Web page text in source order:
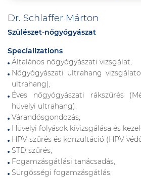
Dr. Schlaffer Márton
Szülészet-nőgyógyászat
Specializations
Általános nőgyógyászati vizsgálat,
Nőgyógyászati ultrahang
ultrahang),
Éves nőgyógyászati rákszűrés
hüvelyi ultrahang),
Várandósgondozás,
Hüvelyi folyások kivizsgálása és
HPV szűrés és konzultáció (HPV
STD szűrés,
Fogamzásgátlási tanácsadás,
Sürgősségi fogamzásgátlás,